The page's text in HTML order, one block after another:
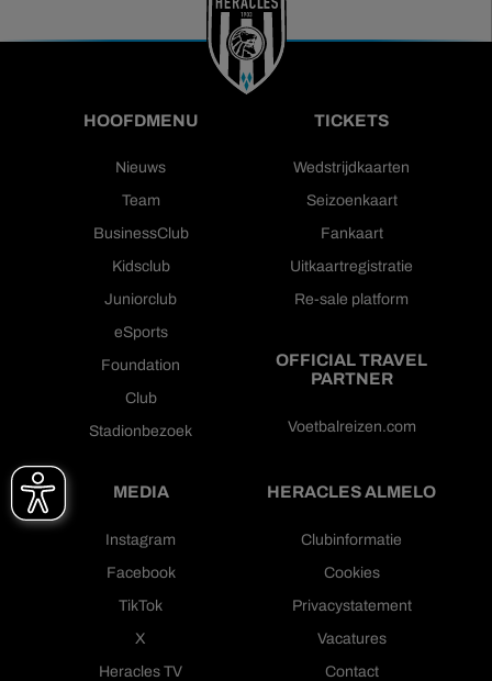
HOOFDMENU
Nieuws
Team
BusinessClub
Kidsclub
Juniorclub
eSports
Foundation
Club
Stadionbezoek
TICKETS
Wedstrijdkaarten
Seizoenkaart
Fankaart
Uitkaartregistratie
Re-sale platform
OFFICIAL TRAVEL
PARTNER
Voetbalreizen.com
MEDIA
Instagram
Facebook
TikTok
X
Heracles TV
HERACLES ALMELO
Clubinformatie
Cookies
Privacystatement
Vacatures
Contact